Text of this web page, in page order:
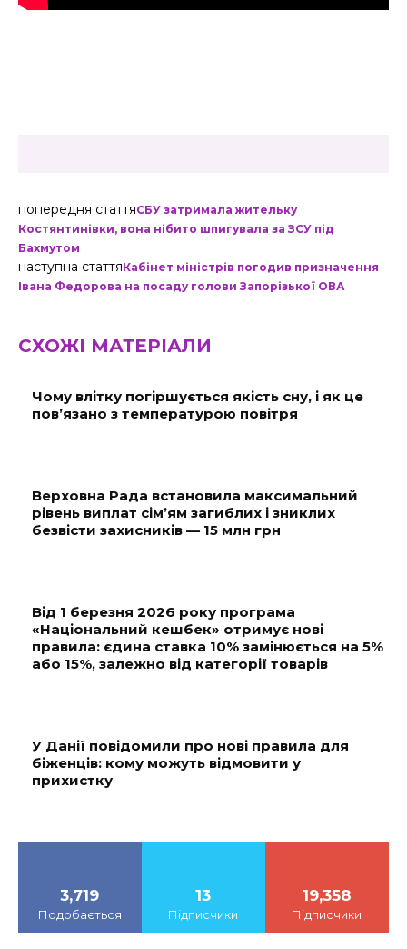
попередня статтяСБУ затримала жительку
Костянтинівки, вона нібито шпигувала за ЗСУ під
Бахмутом
наступна статтяКабінет міністрів погодив призначення
Івана Федорова на посаду голови Запорізької ОВА
СХОЖІ МАТЕРІАЛИ
Чому влітку погіршується якість сну, і як це
пов’язано з температурою повітря
Верховна Рада встановила максимальний
рівень виплат сім’ям загиблих і зниклих
безвісти захисників — 15 млн грн
Від 1 березня 2026 року програма
«Національний кешбек» отримує нові
правила: єдина ставка 10% замінюється на 5%
або 15%, залежно від категорії товарів
У Данії повідомили про нові правила для
біженців: кому можуть відмовити у
прихистку
3,719
Подобається
13
Підписчики
19,358
Підписчики